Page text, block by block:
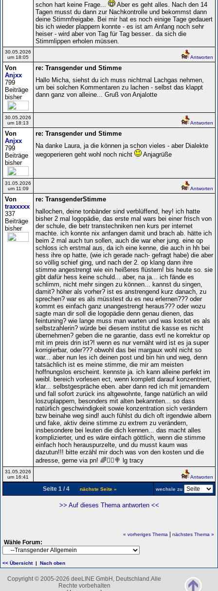
schon hart keine Frage...
Aber es geht alles. Nach den 14
Tagen musst du dann zur Nachkontrolle und bekommst dann
deine Stimmfreigabe. Bei mir hat es noch einige Tage gedauert
bis ich wieder plappern konnte - es ist am Anfang noch sehr
heiser - wird aber von Tag für Tag besser.. da sich die
Stimmlippen erholen müssen.
30.05.2026
um 18:05
Antworten
Von
Anjxx
799
Beiträge
bisher
re: Transgender und Stimme
Hallo Micha, siehst du ich muss nichtmal Lachgas nehmen,
um bei solchen Kommentaren zu lachen - selbst das klappt
dann ganz von alleine... Gruß von Anjalotte
30.05.2026
um 18:13
Antworten
Von
Anjxx
799
Beiträge
bisher
re: Transgender und Stimme
Na danke Laura, ja die können ja schon vieles - aber Dialekte
wegoperieren geht wohl noch nicht
Anjagrüße
31.05.2026
um 11:09
Antworten
Von
traxxxxx
337
Beiträge
bisher
re: TransgenderStimme
hallochen, deine tonbänder sind verblüffend, hey! ich hatte
bisher 2 mal logopädie, das erste mal wars bei einer frisch von
der schule, die betr transtechniken nen kurs per internet
machte. ich konnte nix anfangen damit und brach ab. hätte ich
beim 2 mal auch tun sollen, auch die war eher jung. eine op
schloss ich erstmal aus, da ich eine kenne, die auch in hh bei
hess ihre op hatte, (wie ich gerade nach- gefragt habe) die aber
so völlig schief ging, und nach der 2. op klang dann ihre
stimme angestrengt wie ein heißeres flüstern! bis heute so. sie
gibt dafür hess keine schuld... aber, na ja... ich fände es
schlimm, nicht mehr singen zu können... kannst du singen,
damit? höher als vorher? ist es anstrengend kurz danach, zu
sprechen? war es als müsstest du es neu erlernen??? oder
kommt es einfach ganz unangestrengt heraus??? oder wozu
sagte man dir soll die logopädie denn genau dienen, das
feintuning? wie lange muss man warten und was kostet es als
selbstzahlerin? würde bei diesem institut die kasse es nicht
übernehmen? geben die ne garantie, dass evtl ne korrektur op
mit im preis drin ist?! wenn es nur vernäht wird ist es ja super
korrigierbar, oder??? obwohl das bei margaux wohl nicht so
war... aber nun les ich deinen post und bin hin und weg, denn
tatsächlich ist es meine stimme, die mir am meisten
hoffnungslos erscheint. kennste ja. ich kann alleine perfekt im
weibl. bereich vorlesen ect, wenn komplett darauf konzentriert,
klar... selbstgespräche eben. aber dann red ich mit jemandem
und fall sofort zurück ins altgewohnte, fange natürlich an wild
loszuplappern, besonders mit alten bekannten... so dass
natürlich geschwindigkeit sowie konzentration sich verändern
bzw beinahe weg sind! auch fühlst du dich oft irgendwie albern
und fake, aktiv deine stimme zu extrem zu verändern,
insbesondere bei leuten die dich kennen... das macht alles
komplizierter, und es wäre einfach göttlich, wenn die stimme
einfach hoch herauspurzelte, und du musst kaum was
dazutun!!! bitte erzähl mir doch was von den kosten und die
adresse, gerne via pn! 🌈🧝‍♀️🍭 lg tracy
31.05.2026
um 16:41
Antworten
Seite 1 / 4 nächste Seite » wechsle zu
>> Auf dieses Thema antworten <<
« vorheriges Thema nächstes Thema »
Wähle Forum:
<< Übersicht| Nach oben
Copyright © 2005-2026 deeLINE GmbH, Deutschland.Alle
Rechte vorbehalten